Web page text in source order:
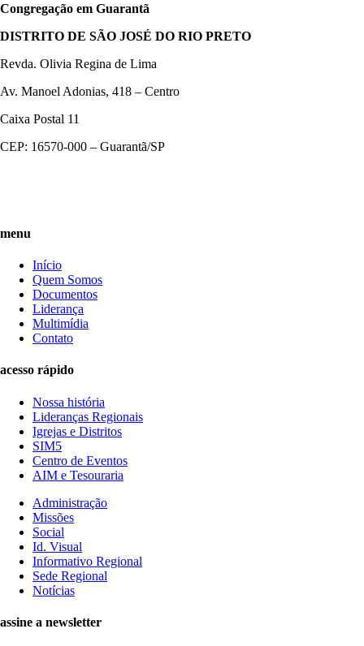
Congregação em Guarantã
DISTRITO DE SÃO JOSÉ DO RIO PRETO
Revda. Olivia Regina de Lima
Av. Manoel Adonias, 418 – Centro
Caixa Postal 11
CEP: 16570-000 – Guarantã/SP
menu
Início
Quem Somos
Documentos
Liderança
Multimídia
Contato
acesso rápido
Nossa história
Lideranças Regionais
Igrejas e Distritos
SIM5
Centro de Eventos
AIM e Tesouraria
Administração
Missões
Social
Id. Visual
Informativo Regional
Sede Regional
Notícias
assine a newsletter